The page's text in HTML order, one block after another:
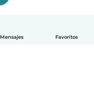
Mensajes Favoritos